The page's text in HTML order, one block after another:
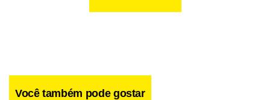
Você também pode gostar